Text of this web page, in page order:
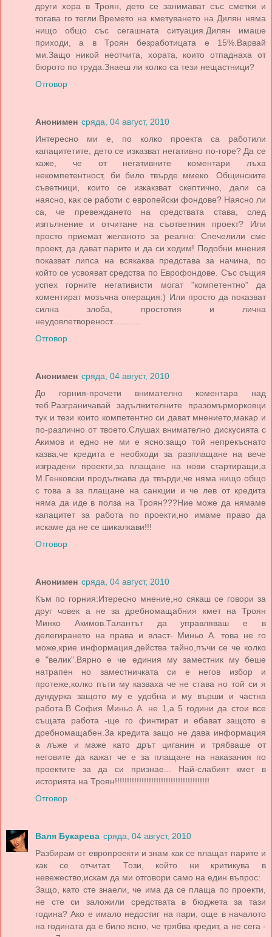
други хора в Троян, дето се занимават със сметки и
тогава го тегли.Времето на кметуването на Дилян няма
нищо общо със сегашната ситуация.Дилян имаше
приходи, а в Троян безработицата е 15%.Варвай
ми.Защо никой неотчита, хората, които отпаднаха от
бюрото по труда.Знаеш ли колко са тези нещастници?
Отговор
Анонимен сряда, 04 август, 2010
Интересно ми е, по колко проекта са работили
капацитетите, дето се изказват негативно по-горе? Да се
каже, че от негативните коментари лъха
некомпетентност, би било твърде ммеко. Общинските
съветници, които се изкакзват скептично, дали са
наясно, как се работи с европейски фондове? Наясно ли
са, че превеждането на средствата става, след
изпълнение и отчитане на съответния проект? Или
просто приемат желаното за реално: Спечелили сме
проект, да дават парите и да си ходим! Подобни мнения
показват липса на всякаква представа за начина, по
който се усвояват средства по Еврофондове. Със същия
успех горните негативисти могат "компетентно" да
коментират мозъчна операция:) Или просто да показват
силна злоба, простотия и лична
неудовлетвореност............
Отговор
Анонимен сряда, 04 август, 2010
До горния-прочети внимателно коментара над
теб.Разграничавай задължителните празомърморковци
тук и тези които компетентно си дават мнението,макар и
по-различно от твоето.Слушах внимателно дискусията с
Акимов и едно не ми е ясно:защо той непрекъснато
казва,че кредита е необходи за разплащане на вече
изградени проекти,за плащане на нови стартиращи,а
М.Генковски продължава да твърди,че няма нищо общо
с това а за плащане на санкции и че лев от кредита
няма да иде в полза на Троян???Ние може да нямаме
капацитет за работа по проекти,но имаме право да
искаме да не се шикалкави!!!
Отговор
Анонимен сряда, 04 август, 2010
Към по горния:Итересно мнение,но сякаш се говори за
друг човек а не за дребномащабния кмет на Троян
Минко Акимов.Талантът да управляваш е в
делегирането на права и власт- Миньо А. това не го
може,крие информация,действа тайно,пъчи се че колко
е "велик".Вярно е че единия му заместник му беше
натрапен но заместничката си е негов избор и
протеже,колко пъти му казваха че не става но той си я
дундурка защото му е удобна и му върши и частна
работа.В София Миньо А. не 1,а 5 години да стои все
същата работа -ще го финтират и ебават защото е
дребномащабен.За кредита защо не дава информация
а лъже и маже като дрът циганин и трябваше от
неговите да кажат че е за плащане на наказания по
проектите за да си признае... Най-слабият кмет в
историята на Троян!!!!!!!!!!!!!!!!!!!!!!!!!!!!!!!!!!!!!!!
Отговор
Валя Букарева сряда, 04 август, 2010
Разбирам от европроекти и знам как се плащат парите и
как се отчитат. Този, който ни критикува в
невежество,искам да ми отговори само на един въпрос:
Защо, като сте знаели, че има да се плаща по проекти,
не сте си заложили средствата в бюджета за тази
година? Ако е имало недостиг на пари, още в началото
на годината да е било ясно, че трябва кредит, а не сега -